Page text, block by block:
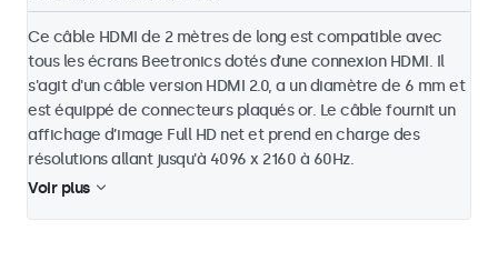
Ce câble HDMI de 2 mètres de long est compatible avec
tous les écrans Beetronics dotés d’une connexion HDMI. Il
s'agit d'un câble version HDMI 2.0, a un diamètre de 6 mm et
est équippé de connecteurs plaqués or. Le câble fournit un
affichage d’image Full HD net et prend en charge des
résolutions allant jusqu'à 4096 x 2160 à 60Hz.
Voir plus